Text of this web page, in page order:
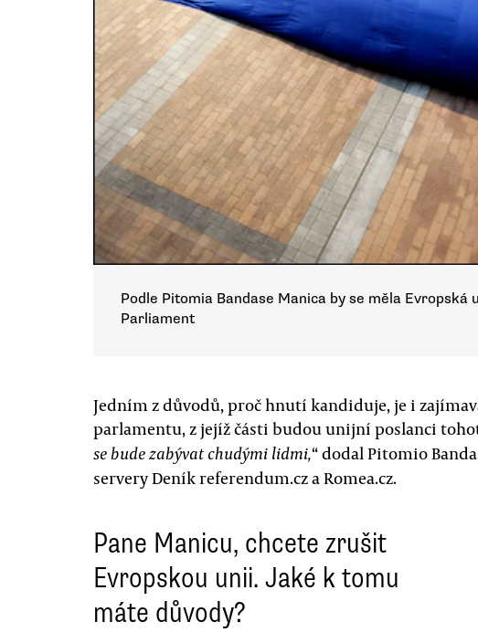
Podle Pitomia Bandase Manica by se měla Evropská
Parliament
Jedním z důvodů, proč hnutí kandiduje, je i
parlamentu, z jejíž části budou unijní poslanci
se bude zabývat chudými lidmi,“ dodal Pitomio
servery Deník referendum.cz a Romea.cz.
Pane Manicu, chcete zrušit
Evropskou unii. Jaké k tomu
máte důvody?